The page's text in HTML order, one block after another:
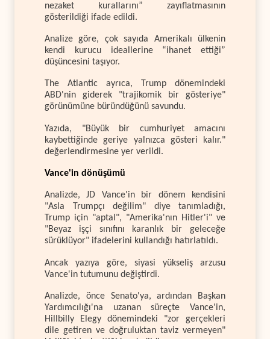
nezaket kurallarını” zayıflatmasının
gösterildiği ifade edildi.
Analize göre, çok sayıda Amerikalı ülkenin
kendi kurucu ideallerine “ihanet ettiği”
düşüncesini taşıyor.
The Atlantic ayrıca, Trump dönemindeki
ABD'nin giderek "trajikomik bir gösteriye"
görünümüne büründüğünü savundu.
Yazıda, "Büyük bir cumhuriyet amacını
kaybettiğinde geriye yalnızca gösteri kalır."
değerlendirmesine yer verildi.
Vance'in dönüşümü
Analizde, JD Vance'in bir dönem kendisini
"Asla Trumpçı değilim" diye tanımladığı,
Trump için "aptal", "Amerika'nın Hitler'i" ve
"Beyaz işçi sınıfını karanlık bir geleceğe
sürüklüyor" ifadelerini kullandığı hatırlatıldı.
Ancak yazıya göre, siyasi yükseliş arzusu
Vance'in tutumunu değiştirdi.
Analizde, önce Senato'ya, ardından Başkan
Yardımcılığı'na uzanan süreçte Vance'in,
Hillbilly Elegy dönemindeki "zor gerçekleri
dile getiren ve doğruluktan taviz vermeyen"